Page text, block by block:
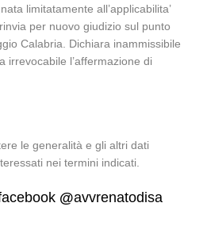
limitatamente all’applicabilita’
per nuovo giudizio sul punto
Calabria. Dichiara inammissibile
irrevocabile l’affermazione di
le generalità e gli altri dati
nei termini indicati.
@avvrenatodisa